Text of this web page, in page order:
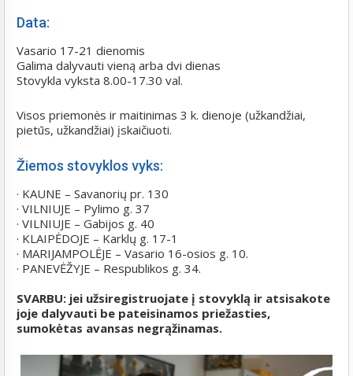
Data:
Vasario 17-21 dienomis
Galima dalyvauti vieną arba dvi dienas
Stovykla vyksta 8.00-17.30 val.
Visos priemonės ir maitinimas 3 k. dienoje (užkandžiai,
pietūs, užkandžiai) įskaičiuoti.
Žiemos stovyklos vyks:
· KAUNE – Savanorių pr. 130
· VILNIUJE – Pylimo g. 37
· VILNIUJE – Gabijos g. 40
· KLAIPĖDOJE – Karklų g. 17-1
· MARIJAMPOLĖJE – Vasario 16-osios g. 10.
· PANEVĖŽYJE – Respublikos g. 34.
SVARBU: jei užsiregistruojate į stovyklą ir atsisakote
joje dalyvauti be pateisinamos priežasties,
sumokėtas avansas negrąžinamas.